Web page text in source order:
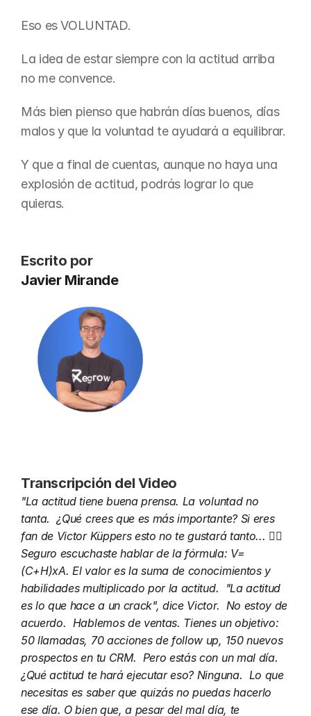
Eso es VOLUNTAD.
La idea de estar siempre con la actitud arriba
no me convence.
Más bien pienso que habrán días buenos, días
malos y que la voluntad te ayudará a equilibrar.
Y que a final de cuentas, aunque no haya una
explosión de actitud, podrás lograr lo que
quieras.
Escrito por
Javier Mirande
Transcripción del Video
"La actitud tiene buena prensa. La voluntad no
tanta.  ¿Qué crees que es más importante? Si eres
fan de Victor Küppers esto no te gustará tanto... 🤷‍♂️
Seguro escuchaste hablar de la fórmula: V=
(C+H)xA. El valor es la suma de conocimientos y
habilidades multiplicado por la actitud.  "La actitud
es lo que hace a un crack", dice Victor.  No estoy de
acuerdo.  Hablemos de ventas. Tienes un objetivo:
50 llamadas, 70 acciones de follow up, 150 nuevos
prospectos en tu CRM.  Pero estás con un mal día.
¿Qué actitud te hará ejecutar eso? Ninguna.  Lo que
necesitas es saber que quizás no puedas hacerlo
ese día. O bien que, a pesar del mal día, te